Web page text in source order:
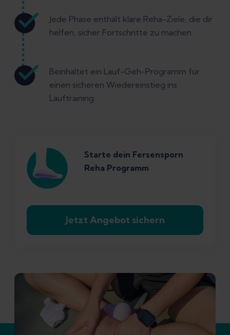
Jede Phase enthält klare Reha-Ziele, die dir
helfen, sicher Fortschritte zu machen.
Beinhaltet ein Lauf-Geh-Programm für
einen sicheren Wiedereinstieg ins
Lauftraining.
Starte dein Fersensporn
Reha Programm
Jetzt Angebot sichern